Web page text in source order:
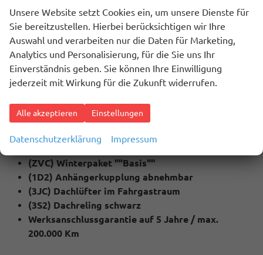
(4A3) Sitzheizung für Vordersitze
(QC1) Fenster ab B-Säule abgedunkelt
(79H) Spurwechselassistent ""Side Assist"" inkl.
""Blind Spot Detection"", Ausparkassistent und
Ausstiegswarner
(6I1) Spurhalteassistent ""Lane Assist""
(4I7) Zentralverriegelung mit Funkklappschlüssel
inkl. Keyless Start (Schlüsselloses starten)
(2J1) Stoßfänger in Wagenfarbe lackiert
(ZVC) Winterpaket ""Basis""
(1D2) Anhängerkupplung abnehmbar
(3JC) Dachlüfter im Fahrgastraum
(3S2) Dachreling schwarz
Werksanschlussgarantie auf 5 Jahre / max.
200.000 Km
Unsere Website setzt Cookies ein, um unsere Dienste für
Sie bereitzustellen. Hierbei berücksichtigen wir Ihre
Auswahl und verarbeiten nur die Daten für Marketing,
Analytics und Personalisierung, für die Sie uns Ihr
Einverständnis geben. Sie können Ihre Einwilligung
jederzeit mit Wirkung für die Zukunft widerrufen.
Alle akzeptieren Einstellungen
Datenschutzerklärung Impressum